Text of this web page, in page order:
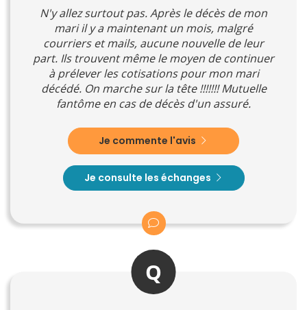
N'y allez surtout pas. Après le décès de mon
mari il y a maintenant un mois, malgré
courriers et mails, aucune nouvelle de leur
part. Ils trouvent même le moyen de continuer
à prélever les cotisations pour mon mari
décédé. On marche sur la tête !!!!!!! Mutuelle
fantôme en cas de décès d'un assuré.
Je commente l'avis
Je consulte les échanges
Q